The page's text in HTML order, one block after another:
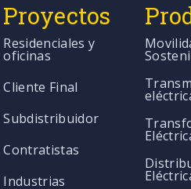
Proyectos
Residenciales y
oficinas
Cliente Final
Subdistribuidor
Contratistas
Industrias